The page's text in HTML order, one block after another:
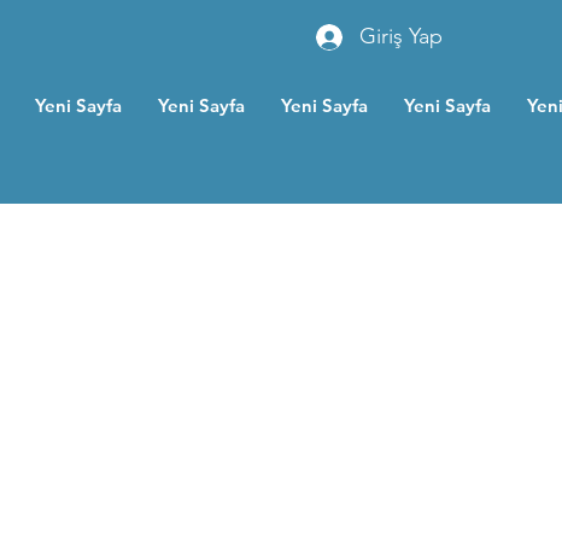
Giriş Yap
Yeni Sayfa Yeni Sayfa Yeni Sayfa Yeni Sayfa